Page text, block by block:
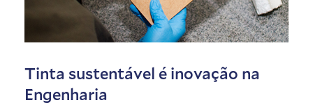
Tinta sustentável é inovação na
Engenharia